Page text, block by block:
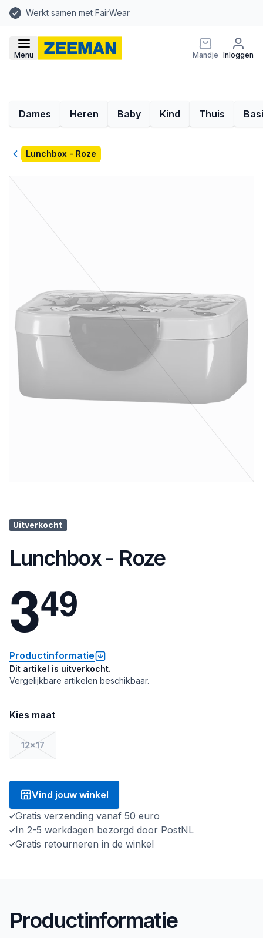
Werkt samen met FairWear
Menu Mandje Inloggen
Dames Heren Baby Kind Thuis
TerugLunchbox - Roze
Uitverkocht
Lunchbox - Roze
349
Productinformatie
Dit artikel is uitverkocht.
Vergelijkbare artikelen beschikbaar.
Kies maat
12x17
Vind jouw winkel
Gratis verzending vanaf 50 euro
In 2-5 werkdagen bezorgd door PostNL
Gratis retourneren in de winkel
Productinformatie